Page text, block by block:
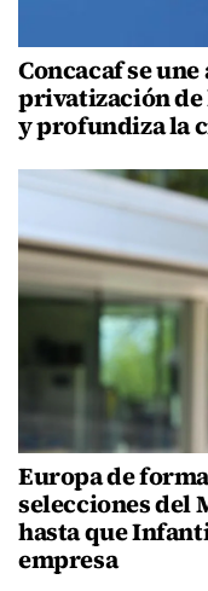
Concacaf se une
privatización
y profundiza la
Europa de
selecciones del
hasta que
empresa